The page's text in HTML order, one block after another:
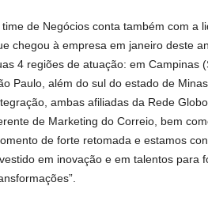
time de Negócios conta também com a
chegou à empresa em janeiro deste
4 regiões de atuação: em Campinas
Paulo, além do sul do estado de
ambas afiliadas da Rede
de Marketing do Correio, bem
de forte retomada e estamos
em inovação e em talentos para